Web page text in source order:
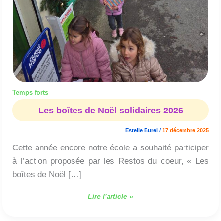
Temps forts
Les boîtes de Noël solidaires 2026
Estelle Burel / 17 décembre 2025
Cette année encore notre école a souhaité participer
à l’action proposée par les Restos du coeur, « Les
boîtes de Noël […]
Lire l’article »